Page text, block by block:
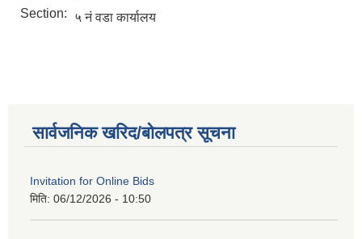
Section:
५ नं वडा कार्यालय
सार्वजनिक खरिद/बोलपत्र सूचना
Invitation for Online Bids
मिति: 06/12/2026 - 10:50